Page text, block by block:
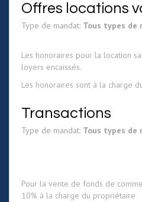
Offres locations
Type de mandat: Tous types de
Les honoraires pour la location
loyers encaissés.
Les honoraires sont à la charge
Transactions
Type de mandat: Tous types de
Pour la vente de fonds de
10% à la charge du propriétaire